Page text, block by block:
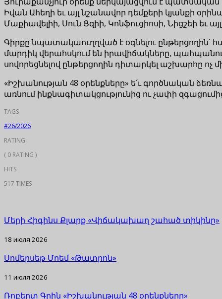
Իվան Ահեղի եւ այլ նշանավոր դեմքերի կյանքի
Մաքիավելիի, Սուն Ցզիի, Կոնֆուցիոսի, Նիցշեի եւ
Գիրքը նպատակաուղղված է օգնելու ընթերցողին՝
մարդիկ վերահսկում են իրավիճակները,
սովորեցնելով ընթերցողին դիտարկել աշխարհը ոչ
«Իշխանության 48 օրենքները» ե՛ւ գործնական
առնում ինքնագիտակցությունից ու չափի զգացումից,
TAGS
#26/2026
RATING
( 0 RATING )
HITS
517 TIMES
Մերի Հիգինս Քլարք «Վիճակախաղ շահած տիկինը»
18 июля 2026
Սոմերսեթ Մոեմ «Թատրոն»
11 июля 2026
Ռոբերտ Գրին «Իշխանության 48 օրենքները»